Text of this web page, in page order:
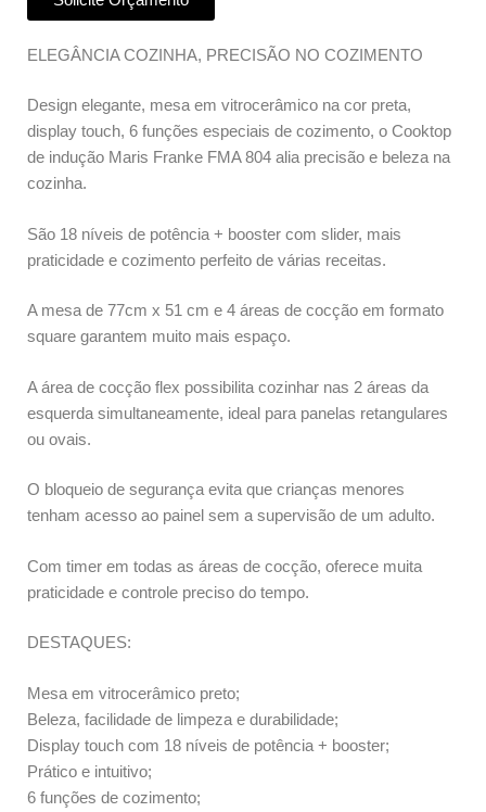
ELEGÂNCIA COZINHA, PRECISÃO NO COZIMENTO
Design elegante, mesa em vitrocerâmico na cor preta,
display touch, 6 funções especiais de cozimento, o Cooktop
de indução Maris Franke FMA 804 alia precisão e beleza na
cozinha.
São 18 níveis de potência + booster com slider, mais
praticidade e cozimento perfeito de várias receitas.
A mesa de 77cm x 51 cm e 4 áreas de cocção em formato
square garantem muito mais espaço.
A área de cocção flex possibilita cozinhar nas 2 áreas da
esquerda simultaneamente, ideal para panelas retangulares
ou ovais.
O bloqueio de segurança evita que crianças menores
tenham acesso ao painel sem a supervisão de um adulto.
Com timer em todas as áreas de cocção, oferece muita
praticidade e controle preciso do tempo.
DESTAQUES:
Mesa em vitrocerâmico preto;
Beleza, facilidade de limpeza e durabilidade;
Display touch com 18 níveis de potência + booster;
Prático e intuitivo;
6 funções de cozimento;